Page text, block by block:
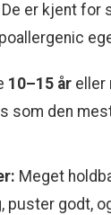
er kjent for
10–15 år eller
som den
Meget
puster godt,